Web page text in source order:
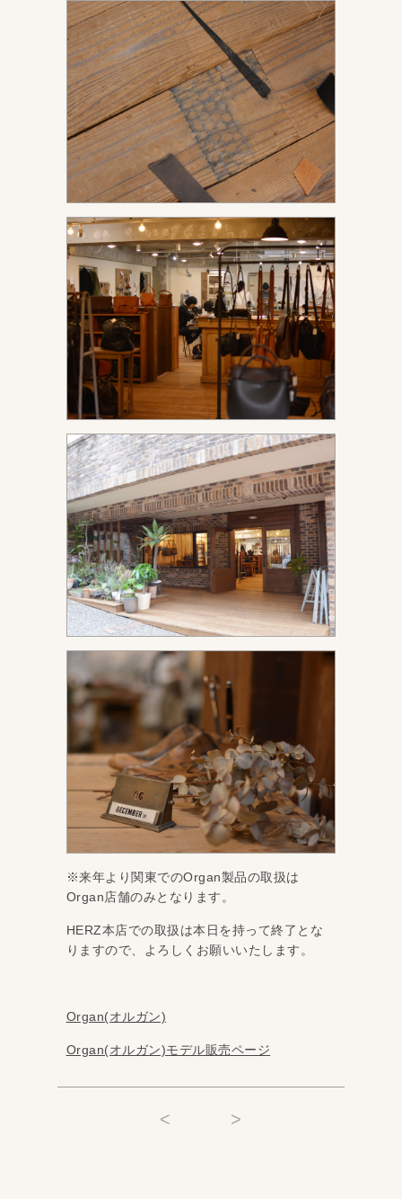
※来年より関東でのOrgan製品の取扱は
Organ店舗のみとなります。
HERZ本店での取扱は本日を持って終了とな
りますので、よろしくお願いいたします。
Organ(オルガン)
Organ(オルガン)モデル販売ページ
< >